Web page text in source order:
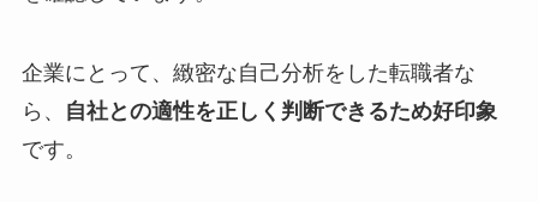
企業にとって、緻密な自己分析をした転職者な
ら、
自社との適性を正しく判断できるため好印象
です。